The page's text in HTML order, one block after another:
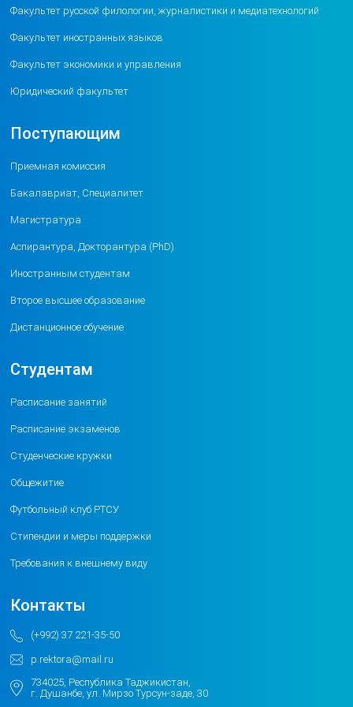
Выпуск газеты Студенческие вести
№9 (193) за декабрь 2025 год
Факультет русской филологии, журналистики и медиатехнологий
Факультет иностранных языков
Факультет экономики и управления
Юридический факультет
Поступающим
Приемная комиссия
Бакалавриат, Специалитет
Магистратура
Аспирантура, Докторантура (PhD)
Иностранным студентам
Второе высшее образование
Дистанционное обучение
Студентам
Расписание занятий
Расписание экзаменов
Студенческие кружки
Общежитие
Футбольный клуб РТСУ
Стипендии и меры поддержки
Требования к внешнему виду
Контакты
(+992) 37 221-35-50
p.rektora@mail.ru
734025, Республика Таджикистан,
г. Душанбе, ул. Мирзо Турсун-заде, 30